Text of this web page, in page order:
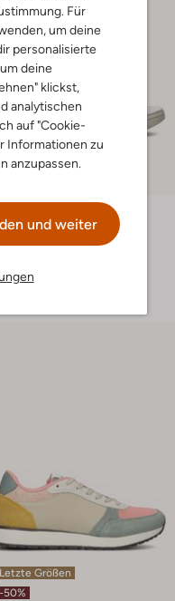
Für
um deine
personalisierte
deine
klickst,
analytischen
auf "Cookie-
Informationen zu
anzupassen.
und weiter
Letzter Artikel
129,99 € 90,99
Letzte Größen
-50%